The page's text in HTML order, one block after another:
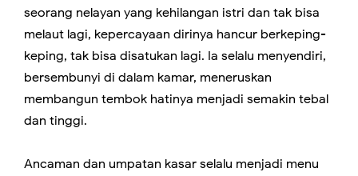
seorang nelayan yang kehilangan istri dan tak bisa
melaut lagi, kepercayaan dirinya hancur berkeping-
keping, tak bisa disatukan lagi. Ia selalu menyendiri,
bersembunyi di dalam kamar, meneruskan
membangun tembok hatinya menjadi semakin tebal
dan tinggi.
Ancaman dan umpatan kasar selalu menjadi menu